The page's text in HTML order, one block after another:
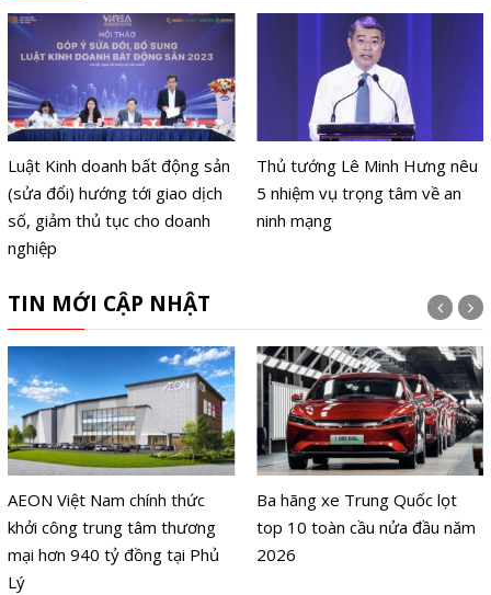
Luật Kinh doanh bất động sản
(sửa đổi) hướng tới giao dịch
số, giảm thủ tục cho doanh
nghiệp
Thủ tướng Lê Minh Hưng nêu
5 nhiệm vụ trọng tâm về an
ninh mạng
TIN MỚI CẬP NHẬT
AEON Việt Nam chính thức
khởi công trung tâm thương
mại hơn 940 tỷ đồng tại Phủ
Lý
Ba hãng xe Trung Quốc lọt
top 10 toàn cầu nửa đầu năm
2026